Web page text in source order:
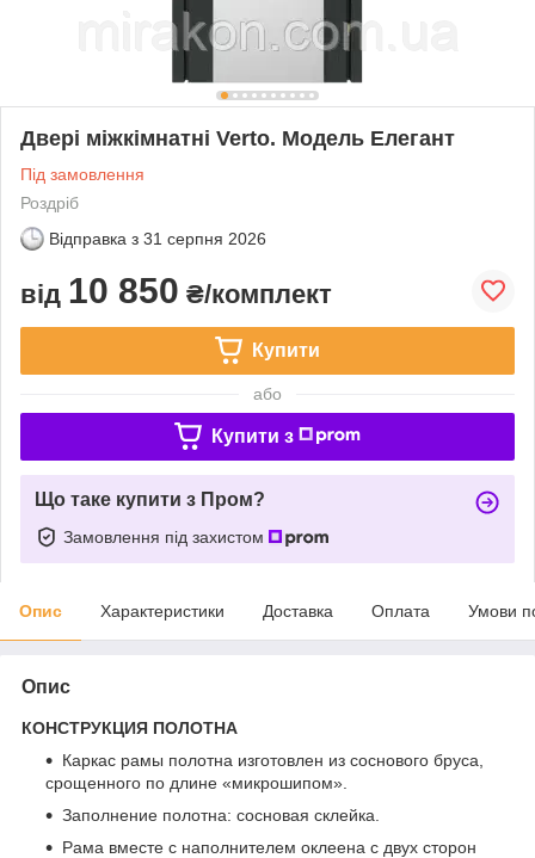
Двері міжкімнатні Verto. Модель Елегант
Під замовлення
Роздріб
Відправка з 31 серпня 2026
від 10 850 ₴/комплект
Купити
або
Купити з
Що таке купити з Пром?
Замовлення під захистом
Опис Характеристики Доставка Оплата Умови
Опис
КОНСТРУКЦИЯ ПОЛОТНА
Каркас рамы полотна изготовлен из соснового бруса,
срощенного по длине «микрошипом».
Заполнение полотна: сосновая склейка.
Рама вместе с наполнителем оклеена с двух сторон